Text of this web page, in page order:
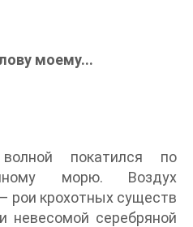
моему...
покатился по
морю. Воздух
рои крохотных существ
невесомой серебряной